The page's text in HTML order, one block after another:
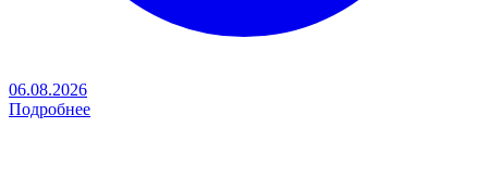
06.08.2026
Подробнее